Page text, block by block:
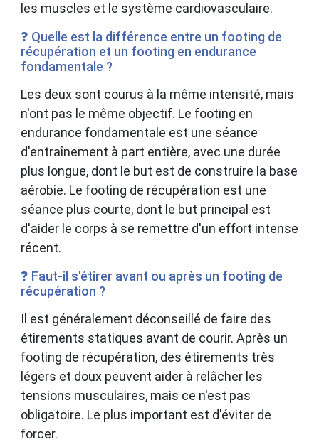
les muscles et le système cardiovasculaire.
❓ Quelle est la différence entre un footing de
récupération et un footing en endurance
fondamentale ?
Les deux sont courus à la même intensité, mais
n'ont pas le même objectif. Le footing en
endurance fondamentale est une séance
d'entraînement à part entière, avec une durée
plus longue, dont le but est de construire la base
aérobie. Le footing de récupération est une
séance plus courte, dont le but principal est
d'aider le corps à se remettre d'un effort intense
récent.
❓ Faut-il s'étirer avant ou après un footing de
récupération ?
Il est généralement déconseillé de faire des
étirements statiques avant de courir. Après un
footing de récupération, des étirements très
légers et doux peuvent aider à relâcher les
tensions musculaires, mais ce n'est pas
obligatoire. Le plus important est d'éviter de
forcer.